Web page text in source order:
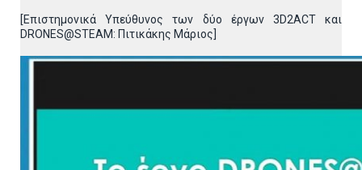
[Επιστημονικά Υπεύθυνος των δύο έργων 3D2ACT και
DRONES@STEAM: Πιτικάκης Μάριος]